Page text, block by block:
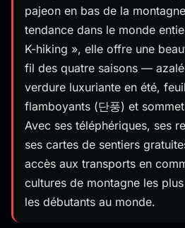
pajeon en bas de la
tendance dans le monde
K-hiking », elle offre une
fil des quatre saisons —
verdure luxuriante en été,
flamboyants (단풍) et
Avec ses téléphériques, ses
ses cartes de sentiers
accès aux transports en
cultures de montagne les
les débutants au monde.